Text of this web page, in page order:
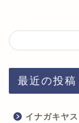
最近の投稿
イナガキヤ